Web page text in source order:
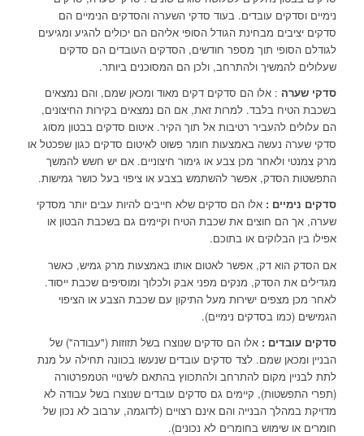
נימיים וסדקים עובדים. בעוד סדקי השערה והסדקים הנימיים הם
סדקים יציבים מבחינת הגודל הסופי אליהם הם יכולים להגיע ומגיעים
לגודלם הסופי תוך מספר חודשים, הסדקים העובדים הם סדקים
שעלולים להמשיך ולהתרחב, ולכן הם המסוכנים ביותר.
סדקי שערה : אלו הם סדקים דקים מאוד ומכאן שמם, והם נמצאים
בשכבת הטיח בלבד. למרות זאת, אם הם נמצאים בקירות החיצונים,
הם עלולים להעביר רטיבות אל תוך הקיר. איטום סדקים בבטון מסוג
סדקי שערה נעשה באמצעות חומר פשוט לאיטום סדקים כגון שפכטל או
מרק צמנטי ולאחר מכן צבע או גימור חיצוניים. אם יש חשש להמשך
התפשטות הסדק, אפשר להשתמש בצבע או ציפוי בעל כושר גמישות.
סדקים נימיים : אלו הם סדקים שלא חייבים להיות עבים יותר מסדקי
שערה, אך הם חוצים את שכבת הטיח וקיימים גם בשכבת הבטון או
אפילו בין הבלוקים או בתוכם.
אם הסדק הוא דק, אפשר לאטום אותו באמצעות מרק גמיש, כאשר
מגדילים את הסדק, מנקים מפני אבק ולכלוך ומוסיפים שכבת ייסוד.
לאחר מכן מצפים ישירות מעל התיקון עם שכבת הצבע או הציפוי
הגמישים (כמו בסדקים נימיים).
סדקים עובדים : אלו הם סדקים שנוצרו בשל תזוזות ("עבודה") של
הבניין ומכאן שמם. לצד סדקים עובדים שנעשו בכוונה תחילה על מנת
לתת לבניין מקום להתרחב ולהתכווץ בהתאם לשינויי הטמפרטורה
(תפרי התפשטות), קיימים גם סדקים עובדים שנוצרו בשל עבודה לא
מדויקת במהלך הבנייה והם אינם רצויים (לדוגמה, ערבוב לא נכון של
חומרים או שימוש בחומרים לא נכונים).